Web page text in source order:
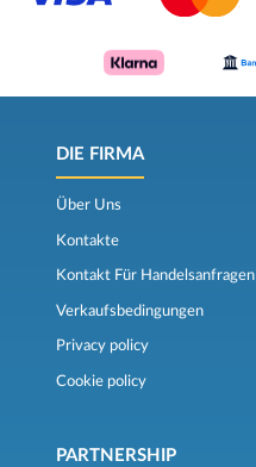
DIE FIRMA
Über Uns
Kontakte
Kontakt Für Handelsanfragen
Verkaufsbedingungen
Privacy policy
Cookie policy
PARTNERSHIP